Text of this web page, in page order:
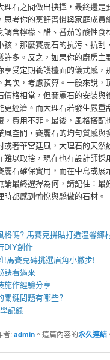
理石之間做出抉擇，最終還是
思考你的烹飪習慣與家庭成員
調含檸檬、醋、番茄等酸性食
孩，那麼賽麗石的抗污、抗刮
許多。反之，如果你的廚房主
享受定期養護檯面的儀式感，
其次，考慮預算。一般來說，
價格相當，但賽麗石的安裝與
更經濟。而大理石若發生嚴重
，費用不菲。最後，風格搭配
風空間，賽麗石的均勻質感與
或奢華宮廷風，大理石的天然
難以取捨，現在也有設計師採
麗石確保實用，而在中島或展
論最終選擇為何，請記住：最
時都感到愉悅與驕傲的石材。
格嗎? 馬賽克拼貼打造溫馨鄉
DIY創作
!馬賽克磚挑選眉角小撇步!
訣看過來
施作經驗分享
關鍵問題有哪些?
記錄
者:admin 。這篇內容的永久連結